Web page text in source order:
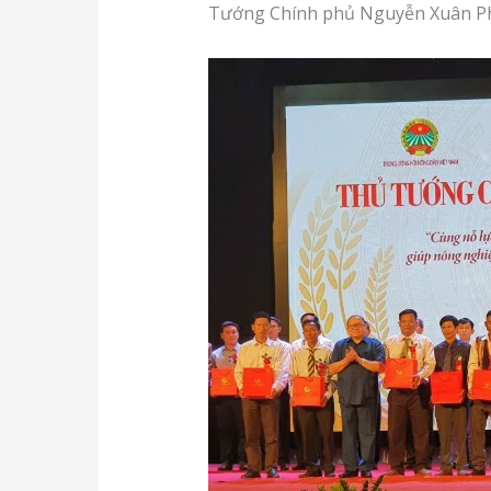
Tướng Chính phủ Nguyễn Xuân